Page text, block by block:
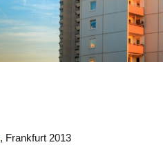
, Frankfurt 2013